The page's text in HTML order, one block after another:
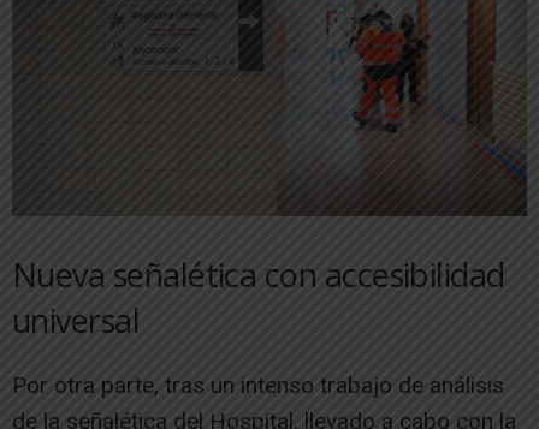
Nueva señalética con accesibilidad
universal
Por otra parte, tras un intenso trabajo de análisis
de la señalética del Hospital, llevado a cabo con la